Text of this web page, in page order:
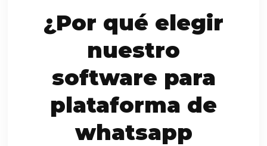
¿Por qué elegir
nuestro
software para
plataforma de
whatsapp